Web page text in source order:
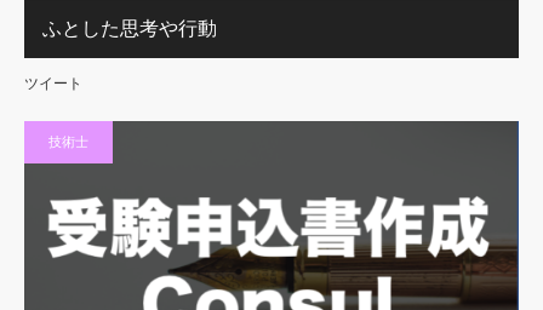
ふとした思考や行動
ツイート
技術士